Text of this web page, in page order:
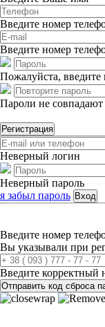
Введите номер
Введите номер
Пожалуйста, введите
Пароли не совпадают
Регистрация
Неверный логин
Неверный пароль
я забыл пароль Вход
Введите номер
Вы указывали при
Введите корректный
Отправить код сброса